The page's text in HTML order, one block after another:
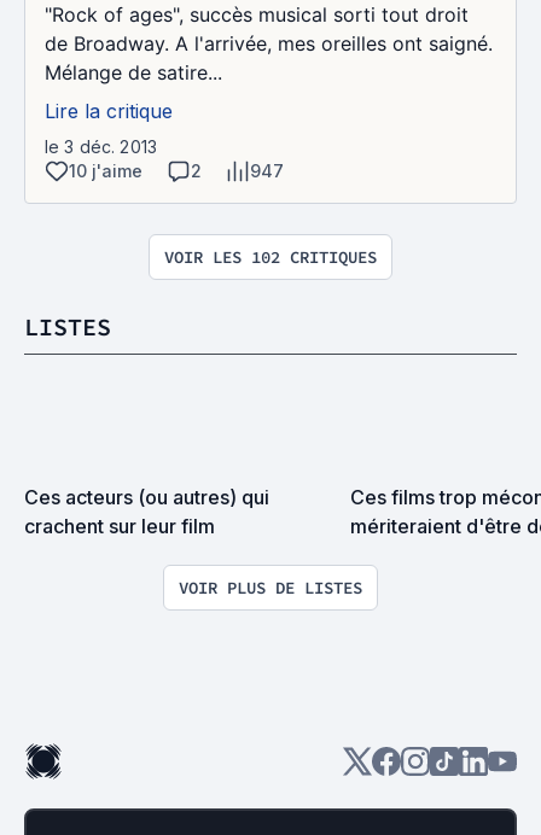
"Rock of ages", succès musical sorti tout droit
de Broadway. A l'arrivée, mes oreilles ont saigné.
Mélange de satire...
Lire la critique
le 3 déc. 2013
10 j'aime
2 947
VOIR LES 102 CRITIQUES
LISTES
Ces acteurs (ou autres) qui
crachent sur leur film
Ces films trop
mériteraient d'être
VOIR PLUS DE LISTES